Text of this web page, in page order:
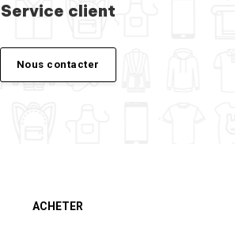
Service client
Nous contacter
ACHETER